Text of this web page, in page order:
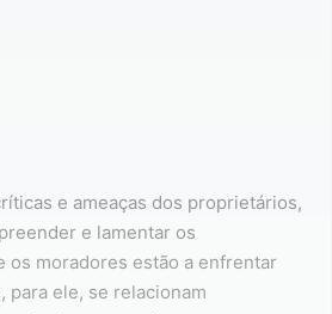
e ameaças dos proprietários,
e lamentar os
os moradores estão a enfrentar
para ele, se relacionam